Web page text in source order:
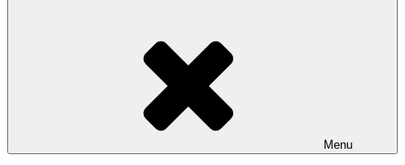
Menu